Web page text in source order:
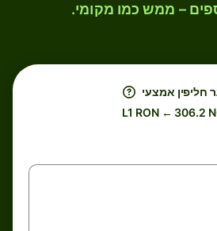
– ממש כמו מקומי.
אמצעי
L1 RON ← 306.2